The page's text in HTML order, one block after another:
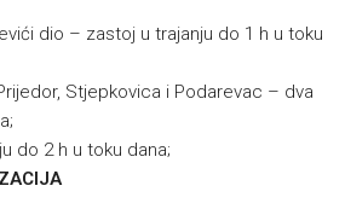
dio – zastoj u trajanju do 1 h u toku
Stjepkovica i Podarevac – dva
do 2 h u toku dana;